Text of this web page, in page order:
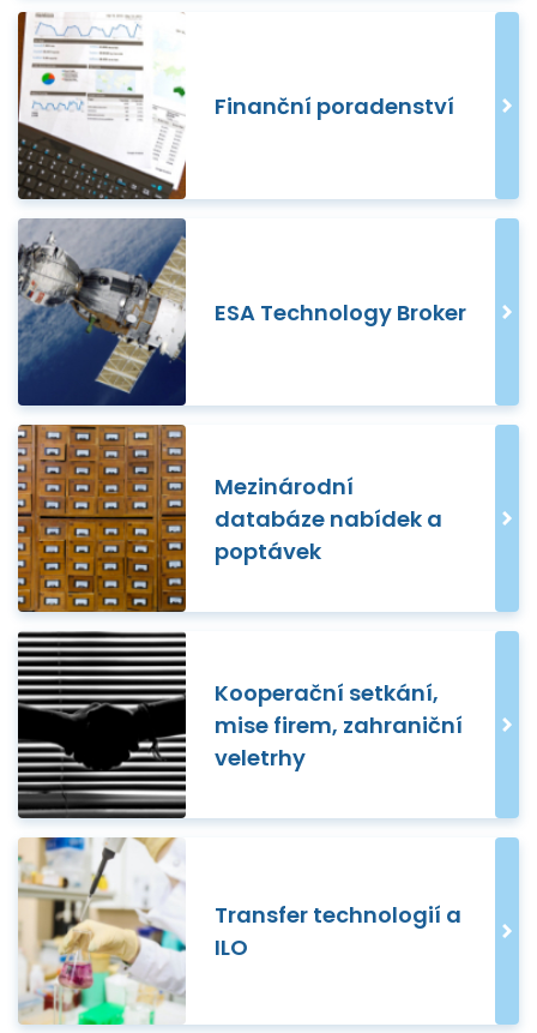
Finanční poradenství
ESA Technology Broker
Mezinárodní
databáze nabídek a
poptávek
Kooperační setkání,
mise firem, zahraniční
veletrhy
Transfer technologií a
ILO